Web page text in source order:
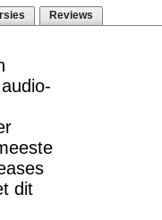
Reviews
dit